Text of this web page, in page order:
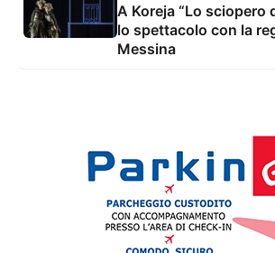
A Koreja “Lo sciopero
lo spettacolo con la
Messina